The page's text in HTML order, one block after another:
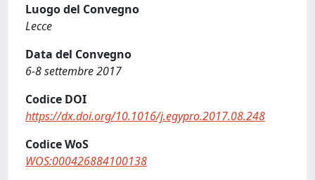
Luogo del Convegno
Lecce
Data del Convegno
6-8 settembre 2017
Codice DOI
https://dx.doi.org/10.1016/j.egypro.2017.08.248
Codice WoS
WOS:000426884100138